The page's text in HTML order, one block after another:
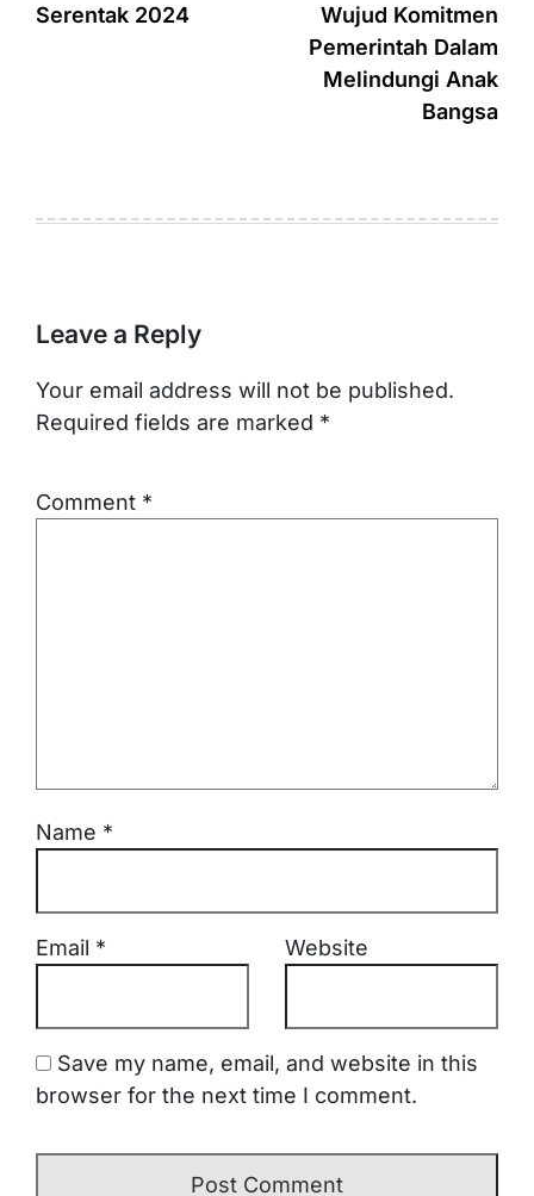
Serentak 2024
Wujud Komitmen
Pemerintah Dalam
Melindungi Anak
Bangsa
Leave a Reply
Your email address will not be published.
Required fields are marked *
Comment *
Name *
Email * Website
Save my name, email, and website in this
browser for the next time I comment.